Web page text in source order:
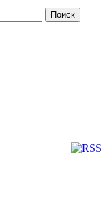
Поиск